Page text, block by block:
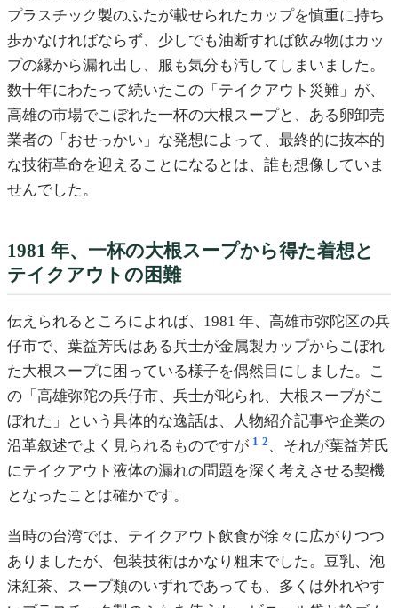
プラスチック製のふたが載せられたカップを慎重に持ち
歩かなければならず、少しでも油断すれば飲み物はカッ
プの縁から漏れ出し、服も気分も汚してしまいました。
数十年にわたって続いたこの「テイクアウト災難」が、
高雄の市場でこぼれた一杯の大根スープと、ある卵卸売
業者の「おせっかい」な発想によって、最終的に抜本的
な技術革命を迎えることになるとは、誰も想像していま
せんでした。
1981 年、一杯の大根スープから得た着想と
テイクアウトの困難
伝えられるところによれば、1981 年、高雄市弥陀区の兵
仔市で、葉益芳氏はある兵士が金属製カップからこぼれ
た大根スープに困っている様子を偶然目にしました。こ
の「高雄弥陀の兵仔市、兵士が叱られ、大根スープがこ
ぼれた」という具体的な逸話は、人物紹介記事や企業の
沿革叙述でよく見られるものですが 1 2 、それが葉益芳氏
にテイクアウト液体の漏れの問題を深く考えさせる契機
となったことは確かです。
当時の台湾では、テイクアウト飲食が徐々に広がりつつ
ありましたが、包装技術はかなり粗末でした。豆乳、泡
沫紅茶、スープ類のいずれであっても、多くは外れやす